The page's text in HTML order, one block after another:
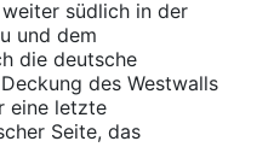
südlich in der
und dem
die deutsche
des Westwalls
eine letzte
Seite, das